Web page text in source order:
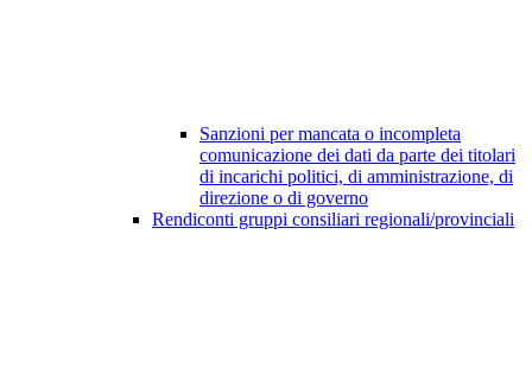
Sanzioni per mancata o incompleta
comunicazione dei dati da parte dei titolari
di incarichi politici, di amministrazione, di
direzione o di governo
Rendiconti gruppi consiliari regionali/provinciali